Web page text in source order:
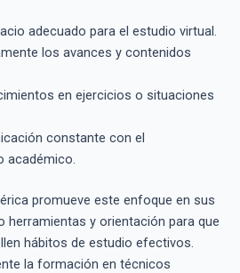
adecuado para el estudio virtual.
los avances y contenidos
en ejercicios o situaciones
constante con el
académico.
promueve este enfoque en sus
herramientas y orientación para que
hábitos de estudio efectivos.
la formación en técnicos